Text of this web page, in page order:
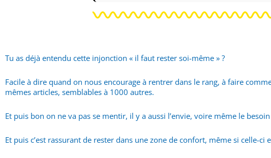
Tu as déjà entendu cette injonction « il faut rester soi-même » ?
Facile à dire quand on nous encourage à rentrer dans le rang, à faire
mêmes articles, semblables à 1000 autres.
Et puis bon on ne va pas se mentir, il y a aussi l’envie, voire même le
Et puis c’est rassurant de rester dans une zone de confort, même si celle-ci